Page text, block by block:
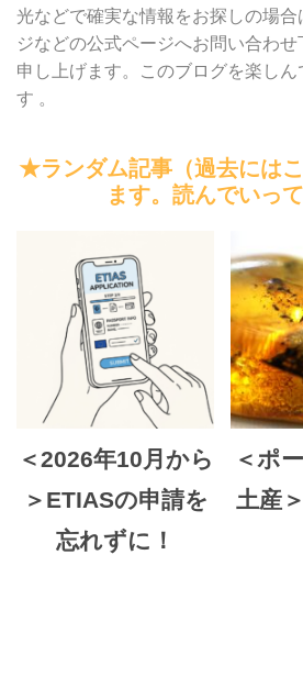
光などで確実な情報をお探しの場
ジなどの公式ページへお問い合わ
申し上げます。このブログを楽し
す 。
★ランダム記事（過去には
ます。読んでいって
＜2026年10月から
＞ETIASの申請を
忘れずに！
＜ポ
土産